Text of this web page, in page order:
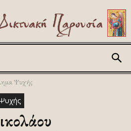
Ψυχής